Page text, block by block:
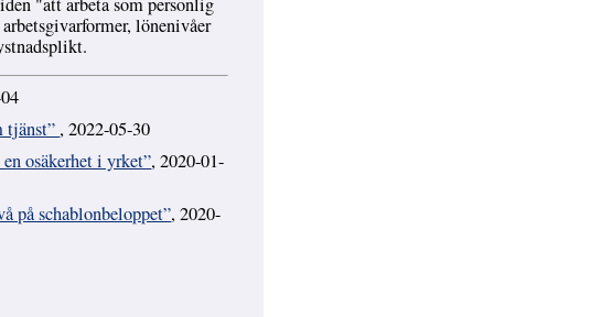
lönenivåer
tjänst” , 2022-05-30
osäkerhet i yrket”, 2020-01-
på schablonbeloppet”, 2020-